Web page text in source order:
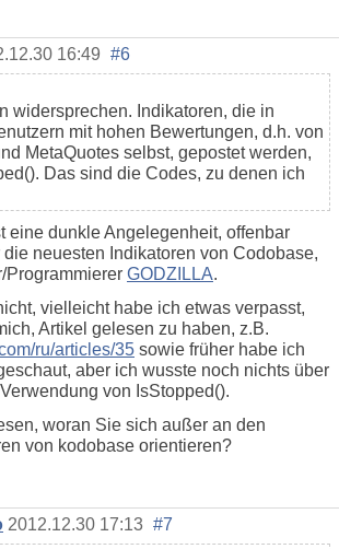
16:49 #6
widersprechen. Indikatoren, die in
mit hohen Bewertungen, d.h. von
MetaQuotes selbst, gepostet werden,
Das sind die Codes, zu denen ich
eine dunkle Angelegenheit, offenbar
neuesten Indikatoren von Codobase,
Programmierer GODZILLA.
vielleicht habe ich etwas verpasst,
Artikel gelesen zu haben, z.B.
ru/articles/35 sowie früher habe ich
aber ich wusste noch nichts über
von IsStopped().
woran Sie sich außer an den
von kodobase orientieren?
2012.12.30 17:13 #7